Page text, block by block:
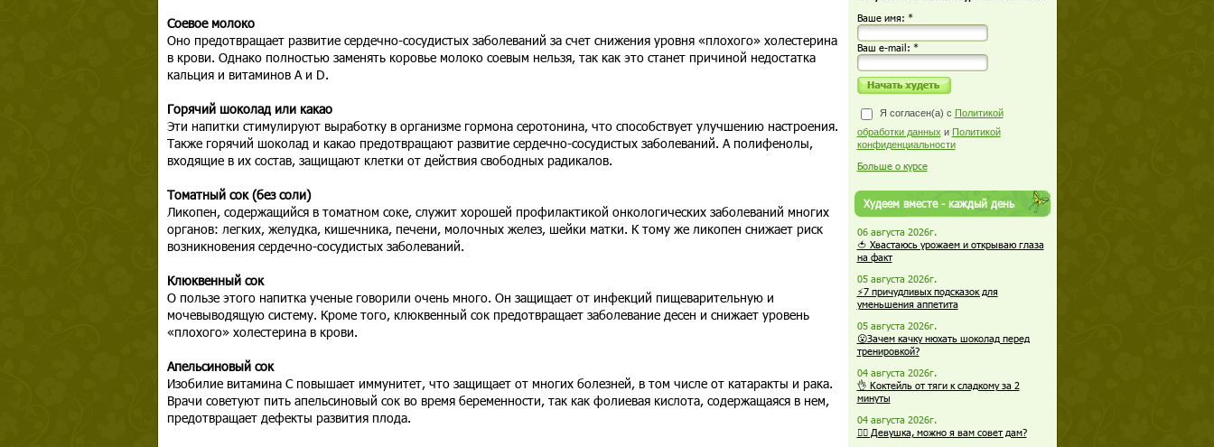
Соевое молоко
Оно предотвращает развитие сердечно-сосудистых заболеваний за счет снижения уровня «плохого» холестерина
в крови. Однако полностью заменять коровье молоко соевым нельзя, так как это станет причиной недостатка
кальция и витаминов А и D.
Горячий шоколад или какао
Эти напитки стимулируют выработку в организме гормона серотонина, что способствует улучшению настроения.
Также горячий шоколад и какао предотвращают развитие сердечно-сосудистых заболеваний. А полифенолы,
входящие в их состав, защищают клетки от действия свободных радикалов.
Томатный сок (без соли)
Ликопен, содержащийся в томатном соке, служит хорошей профилактикой онкологических заболеваний многих
органов: легких, желудка, кишечника, печени, молочных желез, шейки матки. К тому же ликопен снижает риск
возникновения сердечно-сосудистых заболеваний.
Клюквенный сок
О пользе этого напитка ученые говорили очень много. Он защищает от инфекций пищеварительную и
мочевыводящую систему. Кроме того, клюквенный сок предотвращает заболевание десен и снижает уровень
«плохого» холестерина в крови.
Апельсиновый сок
Изобилие витамина С повышает иммунитет, что защищает от многих болезней, в том числе от катаракты и рака.
Врачи советуют пить апельсиновый сок во время беременности, так как фолиевая кислота, содержащаяся в нем,
предотвращает дефекты развития плода.
Ваше имя: *
Ваш е-mail: *
Я согласен(а) с Политикой
обработки данных и Политикой
конфиденциальности
Больше о курсе
Худеем вместе - каждый день
06 августа 2026г.
🍅 Хвастаюсь урожаем и открываю глаза
на факт
05 августа 2026г.
⚡7 причудливых подсказок для
уменьшения аппетита
05 августа 2026г.
😮Зачем качку нюхать шоколад перед
тренировкой?
04 августа 2026г.
👌 Коктейль от тяги к сладкому за 2
минуты
04 августа 2026г.
🏋️‍♀️ Девушка, можно я вам совет дам?